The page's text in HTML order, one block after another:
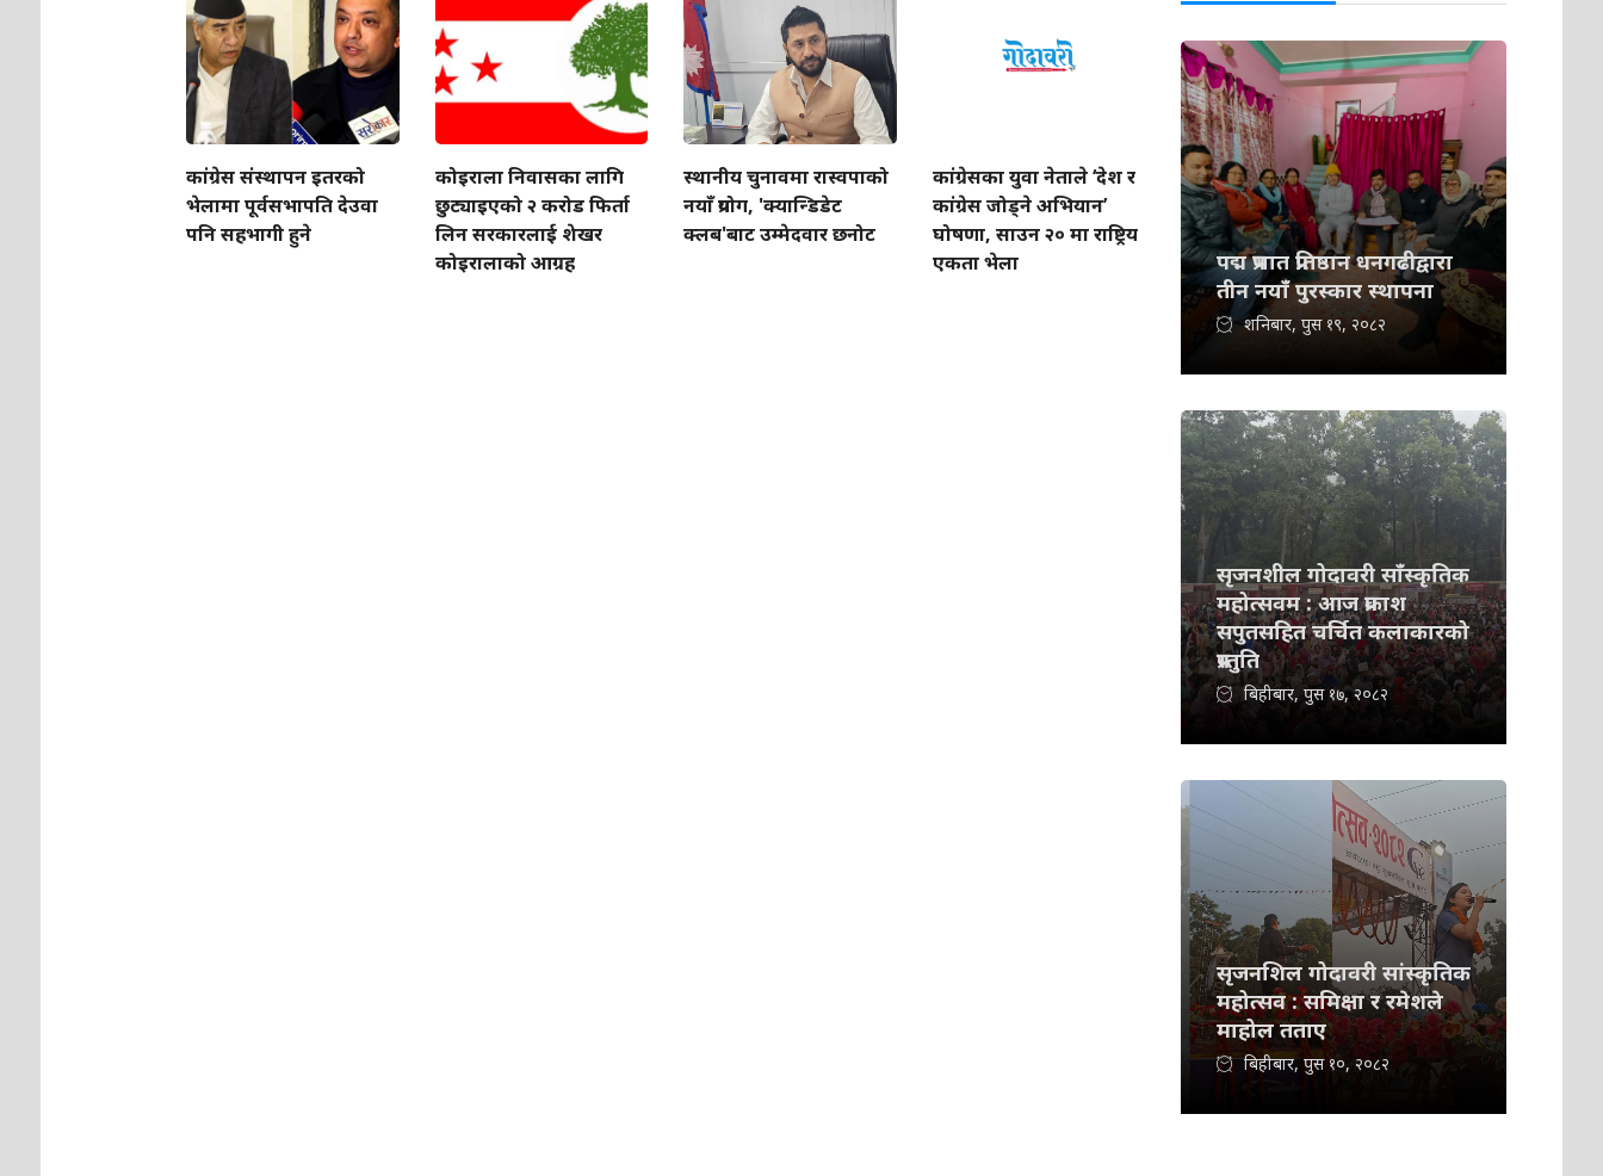
कांग्रेस संस्थापन इतरको
भेलामा पूर्वसभापति देउवा
पनि सहभागी हुने
कोइराला निवासका लागि
छुट्याइएको २ करोड फिर्ता
लिन सरकारलाई शेखर
कोइरालाको आग्रह
स्थानीय चुनावमा रास्वपाको
नयाँ प्रयोग, 'क्यान्डिडेट
क्लब'बाट उम्मेदवार छनोट
कांग्रेसका युवा नेताले ‘देश र
कांग्रेस जोड्ने अभियान’
घोषणा, साउन २० मा राष्ट्रिय
एकता भेला
पद्म प्रभात प्रतिष्ठान धनगढीद्वारा
तीन नयाँ पुरस्कार स्थापना
शनिबार, पुस १९, २०८२
सृजनशील गोदावरी साँस्कृतिक
महोत्सवम : आज प्रकाश
सपुतसहित चर्चित कलाकारको
प्रस्तुति
बिहीबार, पुस १७, २०८२
सृजनशिल गोदावरी सांस्कृतिक
महोत्सव : समिक्षा र रमेशले
माहोल तताए
बिहीबार, पुस १०, २०८२